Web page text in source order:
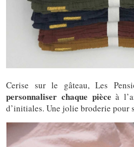
Cerise sur le gâteau, Les
personnaliser chaque pièce à
d’initiales. Une jolie broderie pour